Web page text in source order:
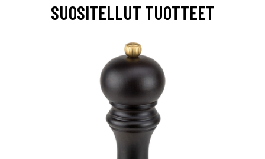
SUOSITELLUT TUOTTEET